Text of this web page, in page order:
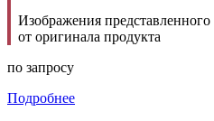
Изображения представленного
от оригинала продукта
по запросу
Подробнее